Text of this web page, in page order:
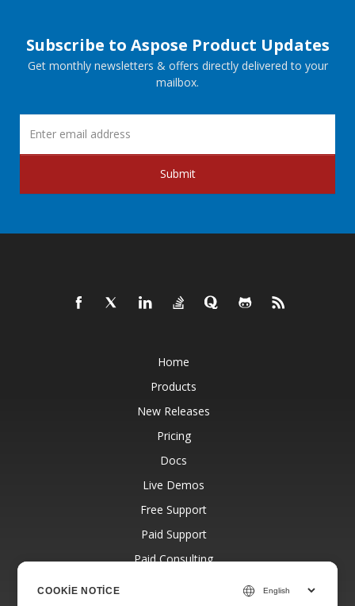
Subscribe to Aspose Product Updates
Get monthly newsletters & offers directly delivered to your
mailbox.
Submit
Home
Products
New Releases
Pricing
Docs
Live Demos
Free Support
Paid Support
Paid Consulting
COOKIE NOTICE